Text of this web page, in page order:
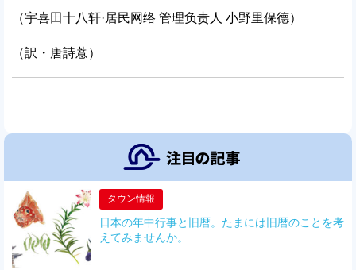
（宇喜田十八轩·居民网络 管理负责人 小野里保德）
（訳・唐詩薏）
タウン情報
日本の年中行事と旧暦。たまには旧暦のことを考
えてみませんか。